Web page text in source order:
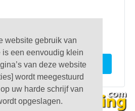
website gebruik van
een eenvoudig klein
van deze website
wordt meegestuurd
uw harde schrijf van
opgeslagen.
9
accommodatie